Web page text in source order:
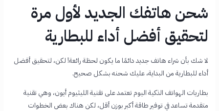
شحن هاتفك الجديد لأول مرة
لتحقيق أفضل أداء للبطارية
لا شك بأن شراء هاتف جديد دائمًا ما يكون لحظة رائعة! لكن، لتحقيق أفضل
أداء للبطارية من البداية، عليك شحنه بشكل صحيح.
بطاريات الهواتف الذكية اليوم تعتمد على تقنية الليثيوم أيون، وهي تقنية
متقدمة تساعد في توفير طاقة أكبر بوزن أقل، لكن هناك بعض الخطوات